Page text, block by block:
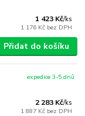
1 423 Kč/ks
1 176 Kč bez DPH
Přidat do košíku
2 283 Kč/ks
1 887 Kč bez DPH
expedice 3-5 dnů